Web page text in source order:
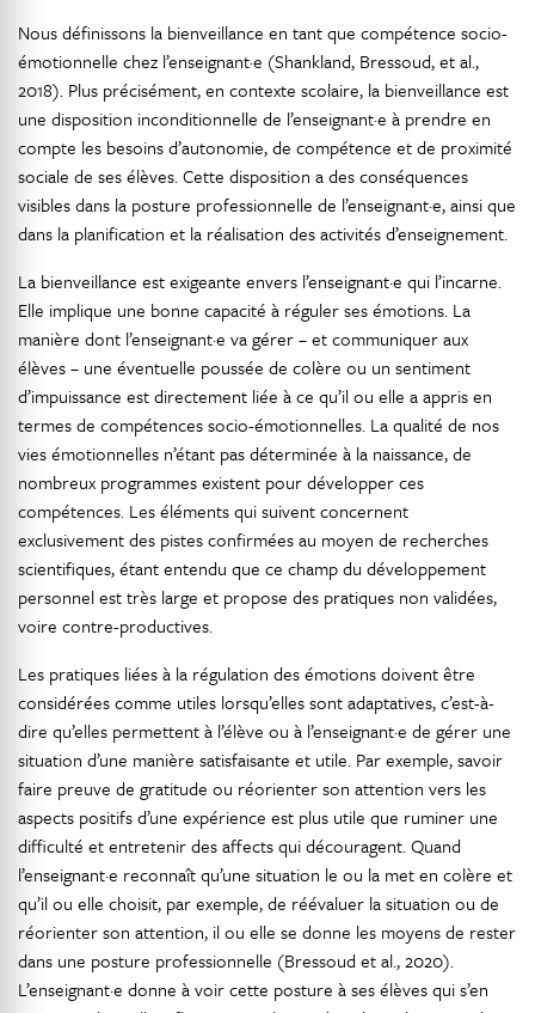
Nous définissons la bienveillance en tant que compétence socio-
émotionnelle chez l’enseignant·e (Shankland, Bressoud, et al.,
2018). Plus précisément, en contexte scolaire, la bienveillance est
une disposition inconditionnelle de l’enseignant·e à prendre en
compte les besoins d’autonomie, de compétence et de proximité
sociale de ses élèves. Cette disposition a des conséquences
visibles dans la posture professionnelle de l’enseignant·e, ainsi que
dans la planification et la réalisation des activités d’enseignement.
La bienveillance est exigeante envers l’enseignant·e qui l’incarne.
Elle implique une bonne capacité à réguler ses émotions. La
manière dont l’enseignant·e va gérer – et communiquer aux
élèves – une éventuelle poussée de colère ou un sentiment
d’impuissance est directement liée à ce qu’il ou elle a appris en
termes de compétences socio-émotionnelles. La qualité de nos
vies émotionnelles n’étant pas déterminée à la naissance, de
nombreux programmes existent pour développer ces
compétences. Les éléments qui suivent concernent
exclusivement des pistes confirmées au moyen de recherches
scientifiques, étant entendu que ce champ du développement
personnel est très large et propose des pratiques non validées,
voire contre-productives.
Les pratiques liées à la régulation des émotions doivent être
considérées comme utiles lorsqu’elles sont adaptatives, c’est-à-
dire qu’elles permettent à l’élève ou à l’enseignant·e de gérer une
situation d’une manière satisfaisante et utile. Par exemple, savoir
faire preuve de gratitude ou réorienter son attention vers les
aspects positifs d’une expérience est plus utile que ruminer une
difficulté et entretenir des affects qui découragent. Quand
l’enseignant·e reconnaît qu’une situation le ou la met en colère et
qu’il ou elle choisit, par exemple, de réévaluer la situation ou de
réorienter son attention, il ou elle se donne les moyens de rester
dans une posture professionnelle (Bressoud et al., 2020).
L’enseignant·e donne à voir cette posture à ses élèves qui s’en